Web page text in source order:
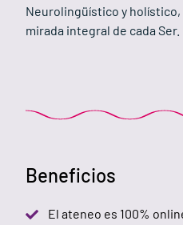
Neurolingüístico y
mirada integral de cada Ser.
Beneficios
El ateneo es 100%